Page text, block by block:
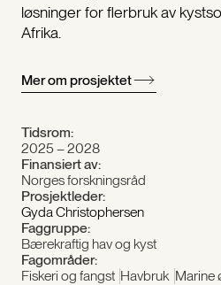
løsninger for flerbruk av
Afrika.
Mer om prosjektet
Tidsrom:
2025 – 2028
Finansiert av:
Norges forskningsråd
Prosjektleder:
Gyda Christophersen
Faggruppe:
Bærekraftig hav og kyst
Fagområder:
Fiskeri og fangst Havbruk Marine